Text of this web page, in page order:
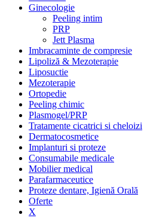
Ginecologie
Peeling intim
PRP
Jett Plasma
Imbracaminte de compresie
Lipoliză & Mezoterapie
Liposuctie
Mezoterapie
Ortopedie
Peeling chimic
Plasmogel/PRP
Tratamente cicatrici si cheloizi
Dermatocosmetice
Implanturi si proteze
Consumabile medicale
Mobilier medical
Parafarmaceutice
Proteze dentare, Igienă Orală
Oferte
X